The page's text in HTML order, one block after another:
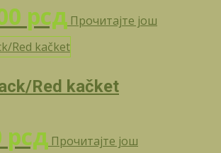
рсд Прочитајте још
Red kačket
рсд Прочитајте још